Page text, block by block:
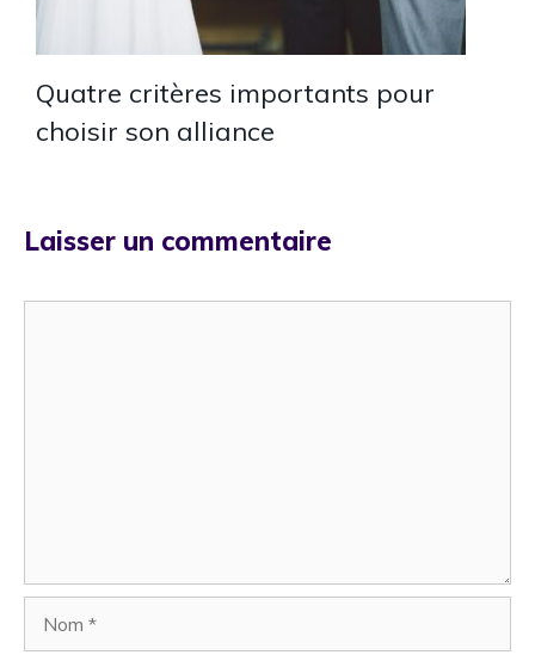
Quatre critères importants pour
choisir son alliance
Laisser un commentaire
Nom